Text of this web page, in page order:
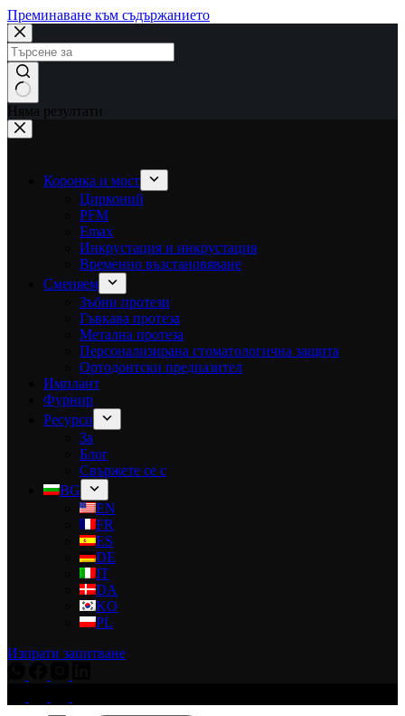
Преминаване към съдържанието
Няма резултати
Коронка и мост
Цирконий
PFM
Emax
Инкрустация и инкрустация
Временно възстановяване
Сменяем
Зъбни протези
Гъвкава протеза
Метална протеза
Персонализирана стоматологична защита
Ортодонтски предпазител
Имплант
Фурнир
Ресурси
За
Блог
Свържете се с
BG
EN
FR
ES
DE
IT
DA
KO
PL
Изпрати запитване